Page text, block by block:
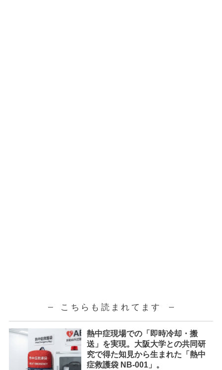
こちらも読まれてます
熱中症現場での「即時冷却・搬
送」を実現。大阪大学との共同研
究で得た知見から生まれた「熱中
症救護袋 NB-001」。